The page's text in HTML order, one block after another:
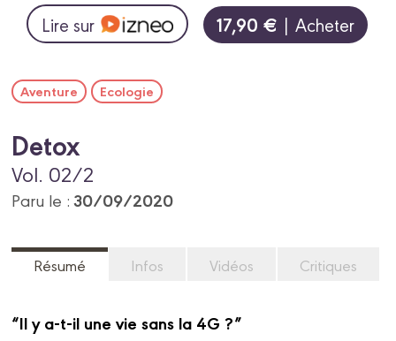
Lire sur 17,90 € | Acheter
Aventure Ecologie
Detox
Vol. 02/2
Paru le :30/09/2020
Résumé Infos Vidéos Critiques
“Il y a-t-il une vie sans la 4G ?”